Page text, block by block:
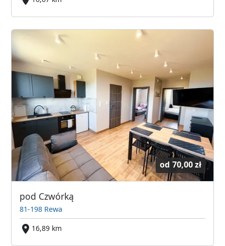
od 70,00 zł
pod Czwórką
81-198 Rewa
16,89 km